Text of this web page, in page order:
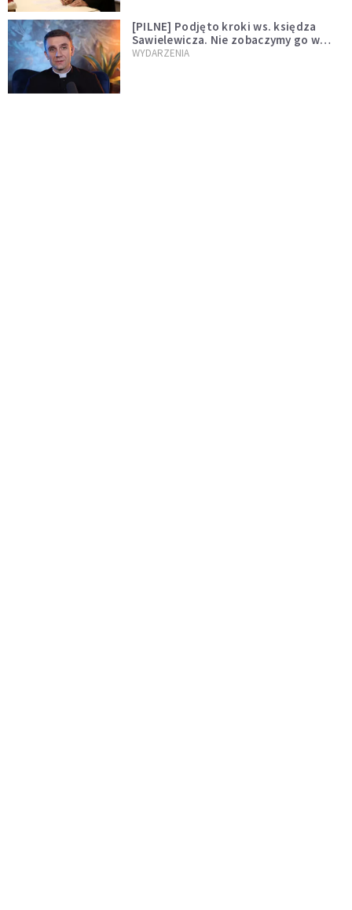
[PILNE] Podjęto kroki ws. księdza
Sawielewicza. Nie zobaczymy go w
mediach
WYDARZENIA